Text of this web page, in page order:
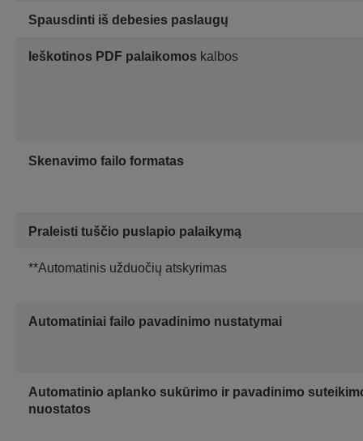
Spausdinti iš debesies paslaugų
Ieškotinos PDF palaikomos kalbos
Skenavimo failo formatas
Praleisti tuščio puslapio palaikymą
**Automatinis užduočių atskyrimas
Automatiniai failo pavadinimo nustatymai
Automatinio aplanko sukūrimo ir pavadinimo
nuostatos